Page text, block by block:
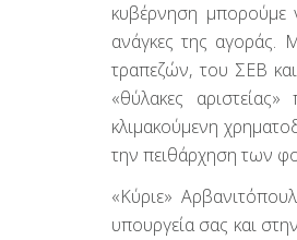
κυβέρνηση μπορούμε
ανάγκες της αγοράς.
τραπεζών, του ΣΕΒ
«θύλακες
κλιμακούμενη
την πειθάρχηση των
«Κύριε»
υπουργεία σας και